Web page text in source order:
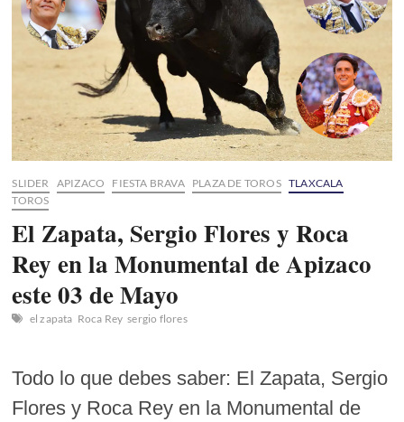
en
«El
Ranchero»
este
mayo
SLIDER APIZACO FIESTA BRAVA PLAZA DE TOROS TLAXCALA
TOROS
El Zapata, Sergio Flores y Roca
Rey en la Monumental de Apizaco
este 03 de Mayo
el zapata Roca Rey sergio flores
Todo lo que debes saber: El Zapata, Sergio
Flores y Roca Rey en la Monumental de